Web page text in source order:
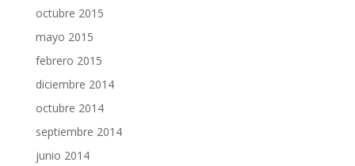
octubre 2015
mayo 2015
febrero 2015
diciembre 2014
octubre 2014
septiembre 2014
junio 2014